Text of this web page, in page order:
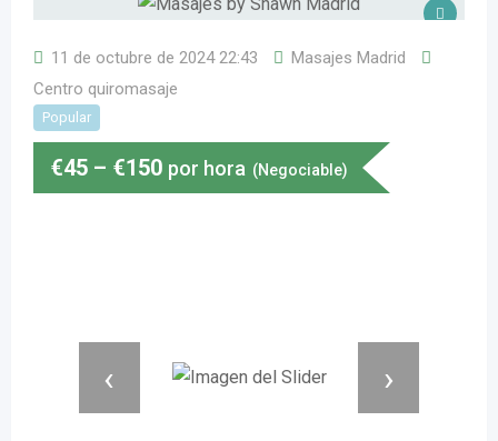
11 de octubre de 2024 22:43
Masajes Madrid
Centro quiromasaje
Popular
€45 – €150 por hora (Negociable)
‹ ›